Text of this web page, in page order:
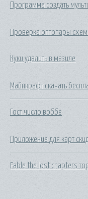
Программа создать
Проверка оптопары
Куки удалить в мазиле
Майнкрафт скачать
Гост число воббе
Приложение для карт
Fable the lost chapters